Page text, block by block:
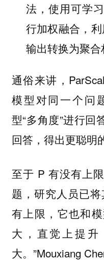
法，使用可学
行加权融合，
输出转换为聚合
通俗来讲，
模型对同一个问
型“多角度”进行回
回答，得出更聪明
至于 P 有没有上
题，研究人员已
有上限，它也和
大，直觉上提
大。”Mouxiang